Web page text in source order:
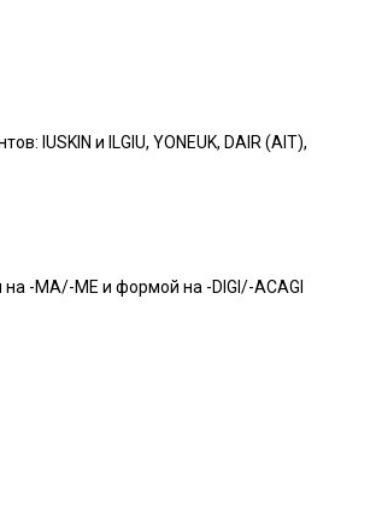
IUSKIN и ILGIU, YONEUK, DAIR (AIT),
на -МА/-МЕ и формой на -DIGI/-ACAGI